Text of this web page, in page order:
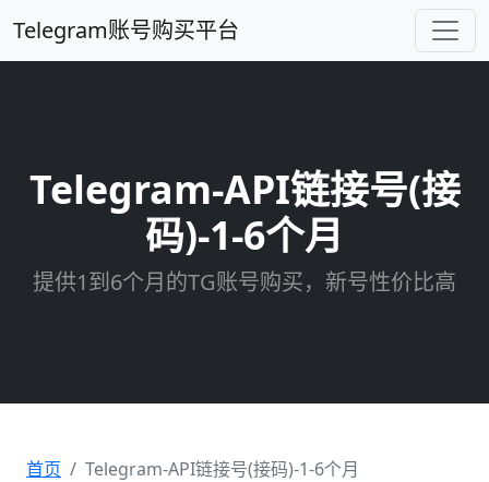
Telegram账号购买平台
Telegram-API链接号(接
码)-1-6个月
提供1到6个月的TG账号购买，新号性价比高
首页 Telegram-API链接号(接码)-1-6个月